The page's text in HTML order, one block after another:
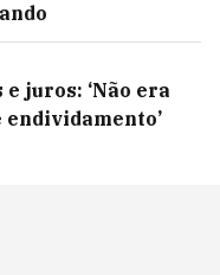
juros: ‘Não era